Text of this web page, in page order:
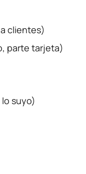
clientes)
parte tarjeta)
suyo)